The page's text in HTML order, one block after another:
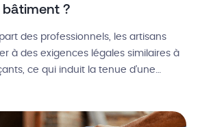
bâtiment ?
des professionnels, les artisans
à des exigences légales similaires à
ce qui induit la tenue d’une
de la taille de l’entreprise. Alors,